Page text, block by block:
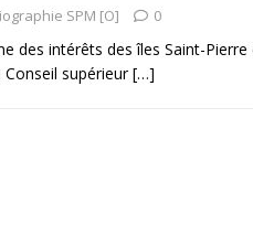
SPM [O] 0
des intérêts des îles Saint-
Conseil supérieur[…]